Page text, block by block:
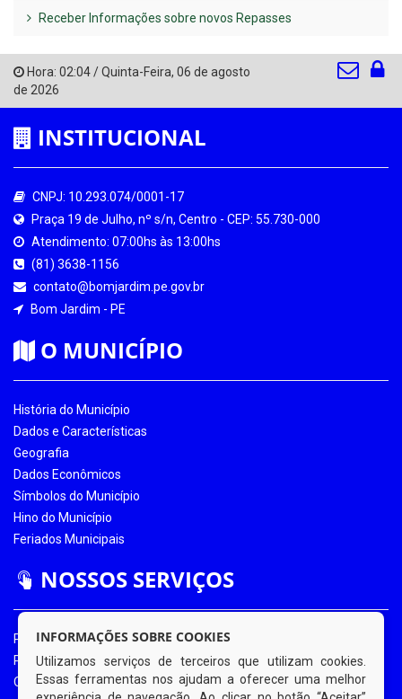
Receber Informações sobre novos Repasses
Hora: 02:04/Quinta-Feira, 06 de agosto
de 2026
INSTITUCIONAL
CNPJ: 10.293.074/0001-17
Praça 19 de Julho, nº s/n, Centro - CEP: 55.730-000
Atendimento: 07:00hs às 13:00hs
(81) 3638-1156
contato@bomjardim.pe.gov.br
Bom Jardim - PE
O MUNICÍPIO
História do Município
Dados e Características
Geografia
Dados Econômicos
Símbolos do Município
Hino do Município
Feriados Municipais
NOSSOS SERVIÇOS
Portal da Transparência
Portal da Transparência COVID-19
Ouvidoria Eletrônica
INFORMAÇÕES SOBRE COOKIES
Utilizamos serviços de terceiros que utilizam cookies.
Essas ferramentas nos ajudam a oferecer uma melhor